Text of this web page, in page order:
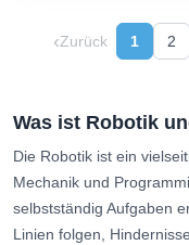
‹Zurück 1 2
Was ist Robotik
Die Robotik ist ein
Mechanik und
selbstständig Aufgaben
Linien folgen,